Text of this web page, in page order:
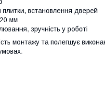
встановлення дверей
мм
зручність у роботі
монтажу та полегшує